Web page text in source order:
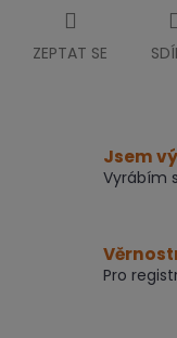
ZEPTAT SE
Jsem
Vyrábím
Pro